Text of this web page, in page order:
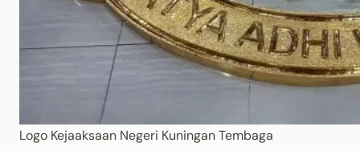
Logo Kejaaksaan Negeri Kuningan Tembaga